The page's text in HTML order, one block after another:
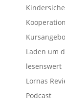
Laden um
lesenswert
Lornas
Podcast